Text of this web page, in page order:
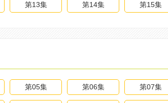
第13集 第14集 第15集
第05集 第06集 第07集